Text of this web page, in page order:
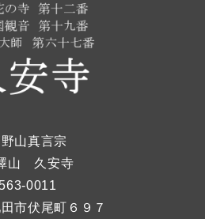
山真言宗
山 久安寺
0011
市伏尾町６９７